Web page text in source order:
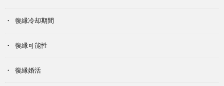
復縁冷却期間
復縁可能性
復縁婚活